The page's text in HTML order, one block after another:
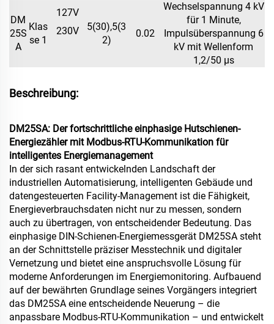
DM
25S
A
Klas
se 1
127V
230V
5(30),5(3
2)
0.02
Wechselspannung 4 kV
für 1 Minute,
Impulsüberspannung 6
kV mit Wellenform
1,2/50 µs
Beschreibung:
DM25SA: Der fortschrittliche einphasige Hutschienen-
Energiezähler mit Modbus-RTU-Kommunikation für
intelligentes Energiemanagement
In der sich rasant entwickelnden Landschaft der
industriellen Automatisierung, intelligenten Gebäude und
datengesteuerten Facility-Management ist die Fähigkeit,
Energieverbrauchsdaten nicht nur zu messen, sondern
auch zu übertragen, von entscheidender Bedeutung. Das
einphasige DIN-Schienen-Energiemessgerät DM25SA steht
an der Schnittstelle präziser Messtechnik und digitaler
Vernetzung und bietet eine anspruchsvolle Lösung für
moderne Anforderungen im Energiemonitoring. Aufbauend
auf der bewährten Grundlage seines Vorgängers integriert
das DM25SA eine entscheidende Neuerung – die
anpassbare Modbus-RTU-Kommunikation – und entwickelt